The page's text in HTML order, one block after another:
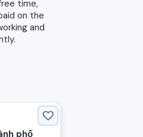
time,
on the
and
phố